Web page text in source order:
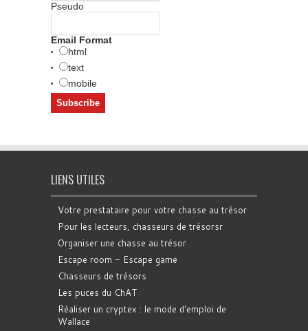
Pseudo
Email Format
html
text
mobile
LIENS UTILES
Votre prestataire pour votre chasse au trésor
Pour les lecteurs, chasseurs de trésorsr
Organiser une chasse au trésor
Escape room - Escape game
Chasseurs de trésors
Les puces du ChAT
Réaliser un cryptex : le mode d'emploi de
Wallace